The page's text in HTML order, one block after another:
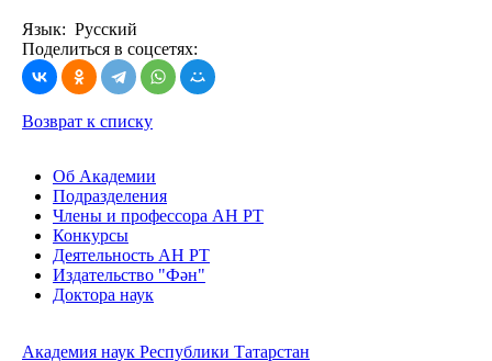
Язык: Русский
Поделиться в соцсетях:
Возврат к списку
Об Академии
Подразделения
Члены и профессора АН РТ
Конкурсы
Деятельность АН РТ
Издательство "Фән"
Доктора наук
Академия наук Республики Татарстан